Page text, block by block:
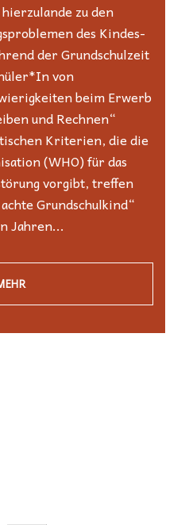
zu den
des Kindes-
der Grundschulzeit
von
beim Erwerb
und Rechnen“
Kriterien, die die
(WHO) für das
vorgibt, treffen
Grundschulkind“
Jahren...